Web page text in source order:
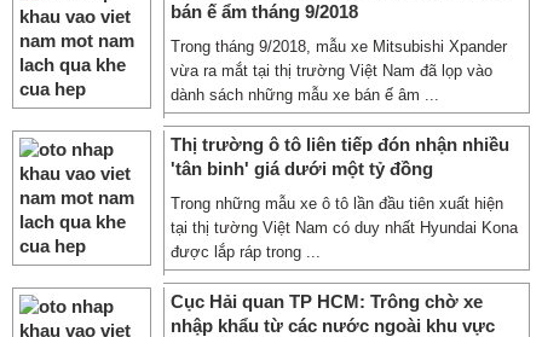
bán ế ẩm tháng 9/2018
Trong tháng 9/2018, mẫu xe Mitsubishi Xpander
vừa ra mắt tại thị trường Việt Nam đã lọp vào
dành sách những mẫu xe bán ế âm ...
Thị trường ô tô liên tiếp đón nhận nhiều
'tân binh' giá dưới một tỷ đồng
Trong những mẫu xe ô tô lần đầu tiên xuất hiện
tại thị tường Việt Nam có duy nhất Hyundai Kona
được lắp ráp trong ...
Cục Hải quan TP HCM: Trông chờ xe
nhập khẩu từ các nước ngoài khu vực